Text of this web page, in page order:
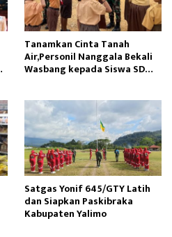
Tanamkan Cinta Tanah
Air,Personil Nanggala Bekali
Wasbang kepada Siswa SD
Satgas Yonif 645/GTY Latih
dan Siapkan Paskibraka
Kabupaten Yalimo